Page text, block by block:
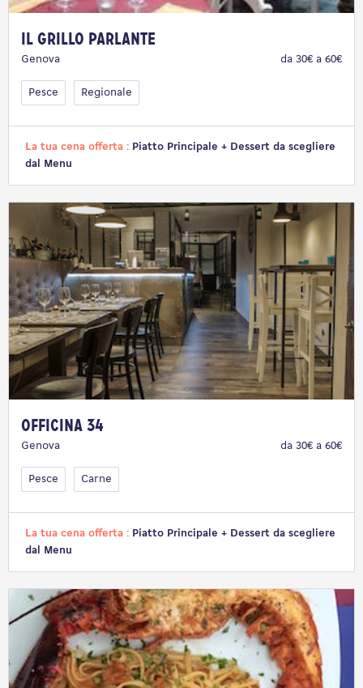
Il Grillo Parlante
Genova da 30€ a 60€
Pesce Regionale
La tua cena offerta : Piatto Principale + Dessert da scegliere
dal Menu
Officina 34
Genova da 30€ a 60€
Pesce Carne
La tua cena offerta : Piatto Principale + Dessert da scegliere
dal Menu